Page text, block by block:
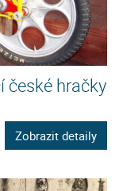
české hračky
Zobrazit detaily